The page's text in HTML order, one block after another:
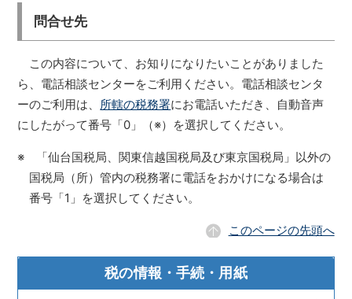
問合せ先
この内容について、お知りになりたいことがありました
ら、電話相談センターをご利用ください。電話相談センタ
ーのご利用は、 所轄の税務署にお電話いただき、自動音声
にしたがって番号「0」（※）を選択してください。
※ 「仙台国税局、関東信越国税局及び東京国税局」以外の
国税局（所）管内の税務署に電話をおかけになる場合は
番号「1」を選択してください。
このページの先頭へ
税の情報・手続・用紙